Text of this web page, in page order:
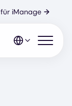
für iManage →
Mobiles